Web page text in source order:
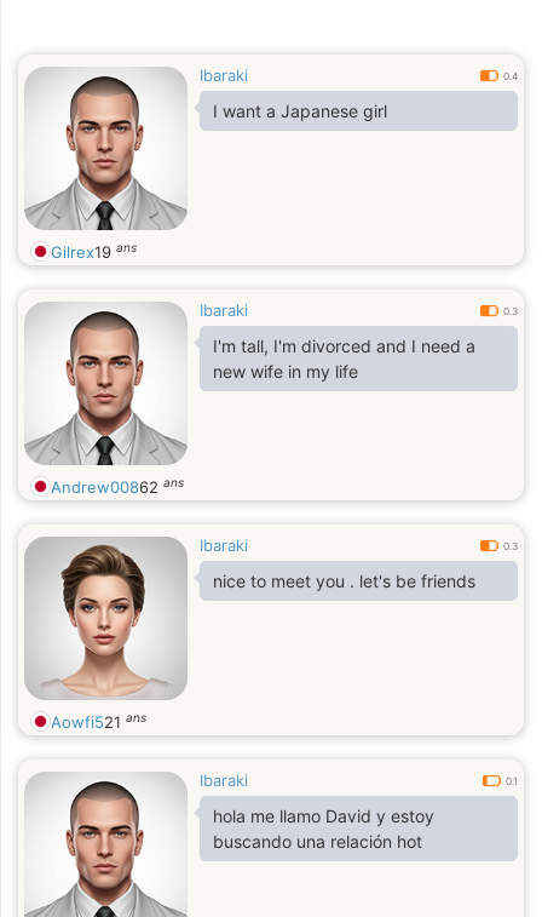
Ibaraki 0.4
I want a Japanese girl
Gilrex19 ans
Ibaraki 0.3
I'm tall, I'm divorced and I need a
new wife in my life
Andrew00862 ans
Ibaraki 0.3
nice to meet you . let's be friends
Aowfi521 ans
Ibaraki 0.1
hola me llamo David y estoy
buscando una relación hot